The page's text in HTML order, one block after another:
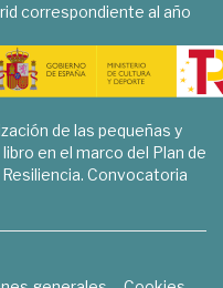
correspondiente al año
de las pequeñas y
en el marco del Plan de
Convocatoria